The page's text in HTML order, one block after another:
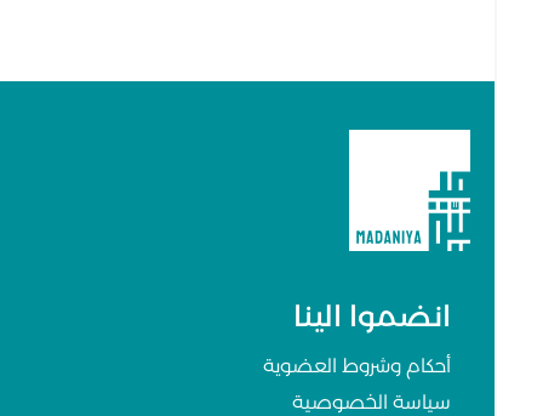
انضموا الينا
أحكام وشروط العضوية
سياسة الخصوصية